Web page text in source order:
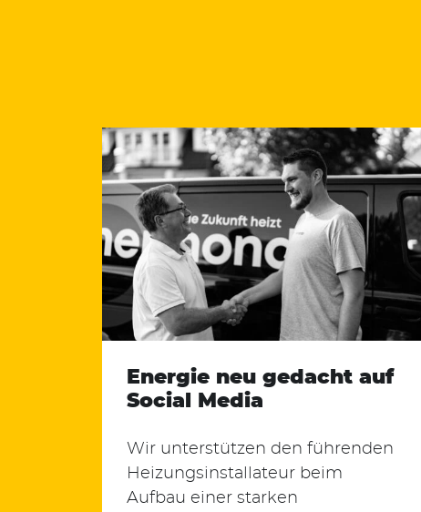
Energie neu gedacht auf
Social Media
Wir unterstützen den führenden
Heizungsinstallateur beim
Aufbau einer starken